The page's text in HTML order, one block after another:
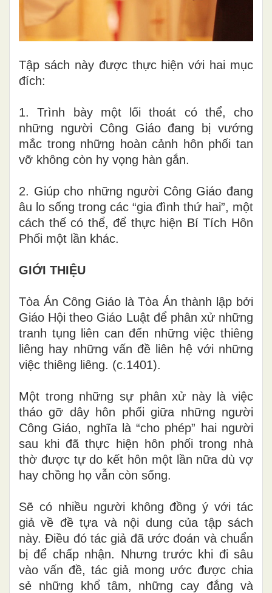
Tập sách này được thực hiện với hai mục
đích:
1. Trình bày một lối thoát có thể, cho
những người Công Giáo đang bị vướng
mắc trong những hoàn cảnh hôn phối tan
vỡ không còn hy vọng hàn gắn.
2. Giúp cho những người Công Giáo đang
âu lo sống trong các “gia đình thứ hai”, một
cách thế có thể, để thực hiện BíTích Hôn
Phối một lần khác.
GIỚI THIỆU
Tòa Án Công Giáo là Tòa Án thành lập bởi
Giáo Hội theo Giáo Luật đểphân xử những
tranh tụng liên can đến những việc thiêng
liêng hay những vấn đề liên hệ với những
việc thiêng liêng. (c.1401).
Một trong những sự phân xử này là việc
tháo gỡ dây hôn phối giữa những người
Công Giáo, nghĩa là “cho phép” hai người
sau khi đã thực hiện hôn phối trong nhà
thờ được tự do kết hôn một lần nữa dù vợ
hay chồng họ vẫn còn sống.
Sẽ có nhiều người không đồng ý với tác
giả về đề tựa và nội dung của tập sách
này. Điều đó tác giả đã ước đoán và chuẩn
bị để chấp nhận. Nhưng trước khi đi sâu
vào vấn đề, tác giả mong ước được chia
sẻ những khổ tâm, những cay đắng và